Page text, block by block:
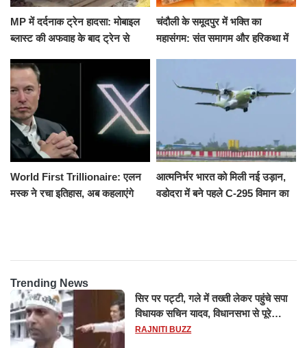
MP में दर्दनाक ट्रेन हादसा: मोबाइल
ब्लास्ट की अफवाह के बाद ट्रेन से
रौंदा, 4 की मौत
चंदौली के समूदपुर में भक्ति का
महासंगम: संत समागम और हरिकथा में
World First Trillionaire: एलन
मस्क ने रचा इतिहास, अब कहलाएंगे
आत्मनिर्भर भारत को मिली नई उड़ान,
वडोदरा में बने पहले C-295 विमान का
Trending News
सिर पर पट्टी, गले में तख्ती लेकर पहुंचे सपा
विधायक सचिन यादव, विधानसभा से पूरे
मानसून सत्र के लिए किया गया निलंबित
RAJNITI BUZZ